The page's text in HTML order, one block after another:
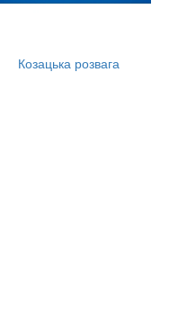
Козацька розвага